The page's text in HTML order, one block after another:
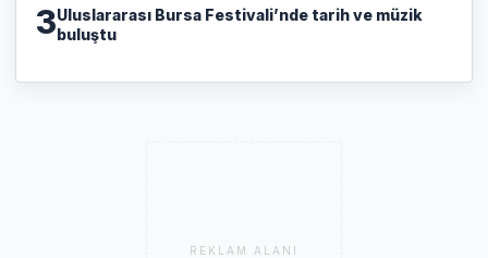
3Uluslararası Bursa Festivali’nde tarih ve müzik
buluştu
REKLAM ALANI